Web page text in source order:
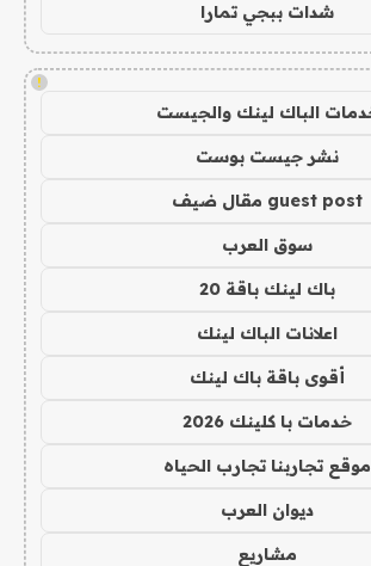
شدات ببجي تمارا
!
الباك لينك والجيست
نشر جيست بوست
guest post مقال ضيف
سوق العرب
باك لينك باقة 20
اعلانات الباك لينك
أقوى باقة باك لينك
خدمات با كلينك 2026
موقع تجاربنا تجارب الحياه
ديوان العرب
مشاريع